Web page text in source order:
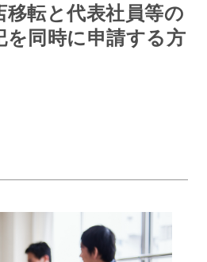
移転と代表社員等の
を同時に申請する方